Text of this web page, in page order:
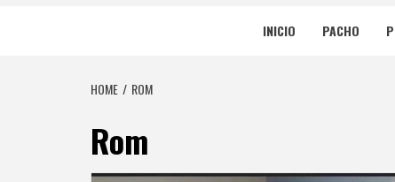
INICIO PACHO
HOME ROM
Rom